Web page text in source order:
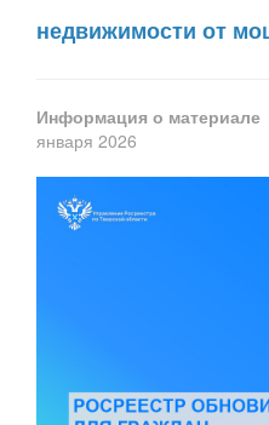
недвижимости от
Информация о материале
января 2026